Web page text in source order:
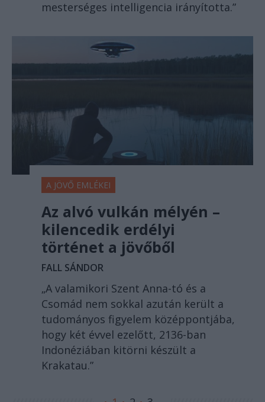
mesterséges intelligencia irányította.”
A JÖVŐ EMLÉKEI
Az alvó vulkán mélyén –
kilencedik erdélyi
történet a jövőből
FALL SÁNDOR
„A valamikori Szent Anna-tó és a
Csomád nem sokkal azután került a
tudományos figyelem középpontjába,
hogy két évvel ezelőtt, 2136-ban
Indonéziában kitörni készült a
Krakatau.”